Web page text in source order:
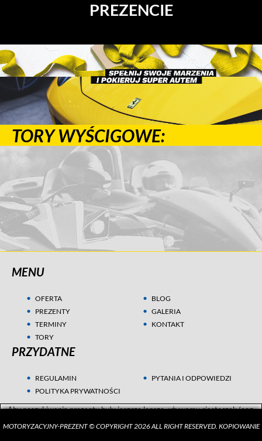
PREZENCIE
TORY WYŚCIGOWE:
MENU
OFERTA
PREZENTY
TERMINY
TORY
BLOG
GALERIA
KONTAKT
PRZYDATNE
REGULAMIN
POLITYKA PRYWATNOŚCI
PYTANIA I ODPOWIEDZI
Aby poszukiwania prezentu były jeszcze lepsze, używamy ciasteczek (ang.
MOTORYZACYJNY-PREZENT © COPYRIGHT 2026 ALL RIGHT RESERVED. KOPIOWANIE